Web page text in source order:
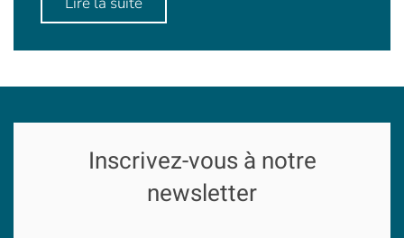
Inscrivez-vous à notre
newsletter